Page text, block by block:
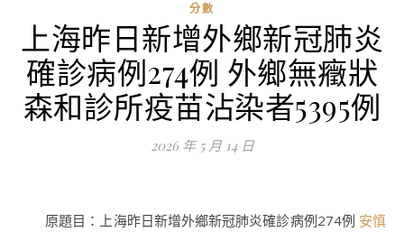
分數
上海昨日新增外鄉新冠肺炎
確診病例274例 外鄉無癥狀
森和診所疫苗沾染者5395例
2026 年 5 月 14 日
原題目：上海昨日新增外鄉新冠肺炎確診病例274例 安慎
0
評
論